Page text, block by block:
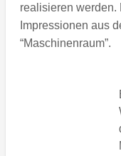
realisieren werden.
Impressionen aus
“Maschinenraum”.